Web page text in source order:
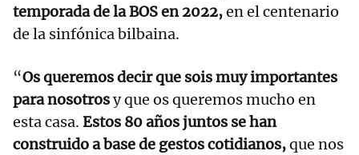
temporada de la BOS en 2022,en el centenario
de la sinfónica bilbaina.
“Os queremos decir que sois muy importantes
para nosotrosy que os queremos mucho en
esta casa. Estos 80 años juntos se han
construido a base de gestos cotidianos,que nos